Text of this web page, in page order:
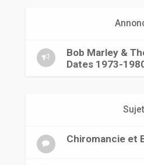
Bob Marley &
Dates 1973-
Chiromancie et